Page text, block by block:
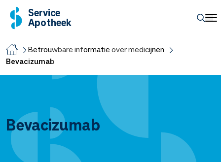
Service
Apotheek
Betrouwbare informatie over medicijnen
Bevacizumab
Bevacizumab